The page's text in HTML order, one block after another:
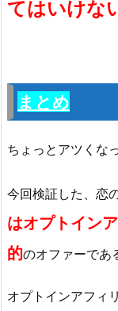
てはいけな
まとめ
ちょっとアツくな
今回検証した、恋
はオプトイン
的のオファーであ
オプトインアフィ